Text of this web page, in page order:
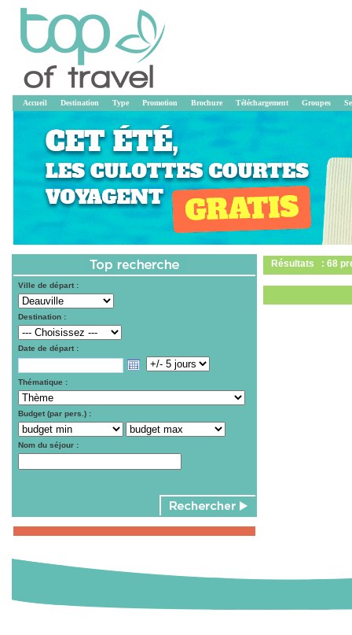
Accueil Destination Type Promotion Brochure Téléchargement Groupes
Ville de départ :
Destination :
Date de départ :
Thématique :
Budget (par pers.) :
Nom du séjour :
Résultats : 68